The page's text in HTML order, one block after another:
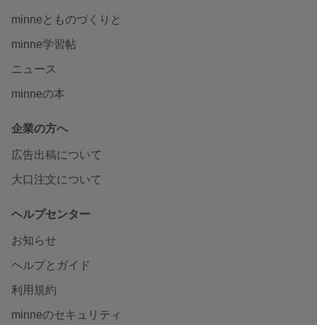
minneとものづくりと
minne学習帖
ニュース
minneの本
企業の方へ
広告出稿について
大口注文について
ヘルプセンター
お知らせ
ヘルプとガイド
利用規約
minneのセキュリティ